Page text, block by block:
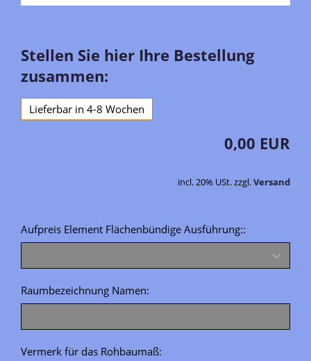
Stellen Sie hier Ihre Bestellung
zusammen:
Lieferbar in 4-8 Wochen
0,00 EUR
incl. 20% USt. zzgl.Versand
Aufpreis Element Flächenbündige Ausführung::
Raumbezeichnung Namen:
Vermerk für das Rohbaumaß: